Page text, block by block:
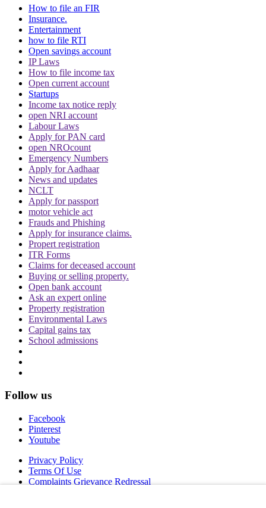
How to file an FIR
Insurance.
Entertainment
how to file RTI
Open savings account
IP Laws
How to file income tax
Open current account
Startups
Income tax notice reply
open NRI account
Labour Laws
Apply for PAN card
open NROcount
Emergency Numbers
Apply for Aadhaar
News and updates
NCLT
Apply for passport
motor vehicle act
Frauds and Phishing
Apply for insurance claims.
Propert registration
ITR Forms
Claims for deceased account
Buying or selling property.
Open bank account
Ask an expert online
Property registration
Environmental Laws
Capital gains tax
School admissions
Follow us
Facebook
Pinterest
Youtube
Privacy Policy
Terms Of Use
Complaints Grievance Redressal